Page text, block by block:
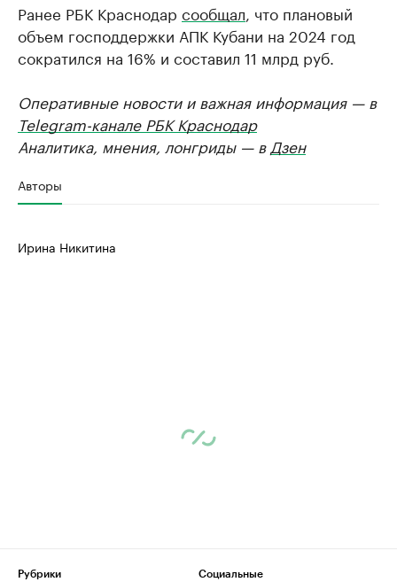
Ранее РБК Краснодар сообщал , что плановый
объем господдержки АПК Кубани на 2024 год
сократился на 16% и составил 11 млрд руб.
Оперативные новости и важная информация — в
Telegram-канале РБК Краснодар
Аналитика, мнения, лонгриды — в Дзен
Авторы
Ирина Никитина
Рубрики
Социальные